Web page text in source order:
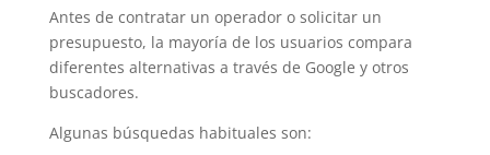
Antes de contratar un operador o solicitar un
presupuesto, la mayoría de los usuarios compara
diferentes alternativas a través de Google y otros
buscadores.
Algunas búsquedas habituales son: